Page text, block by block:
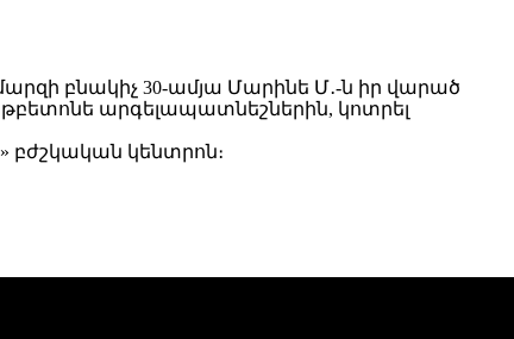
բնակիչ 30-ամյա Մարինե Մ․-ն իր վարած
արգելապատնեշներին, կոտրել
կենտրոն։